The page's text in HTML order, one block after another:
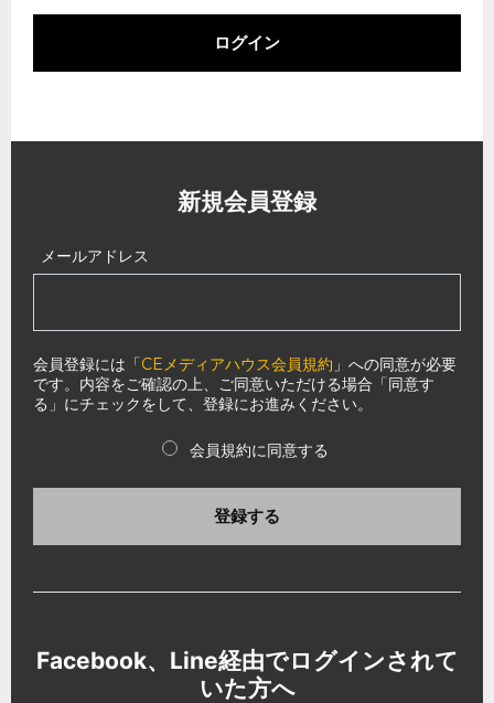
ログイン
新規会員登録
メールアドレス
会員登録には「CEメディアハウス会員規約 」への同意が必要
です。内容をご確認の上、ご同意いただける場合「同意す
る」にチェックをして、登録にお進みください。
会員規約に同意する
登録する
Facebook、Line経由でログインされて
いた方へ